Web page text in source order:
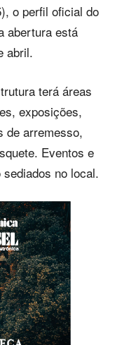
o perfil oficial do
abertura está
abril.
terá áreas
exposições,
de arremesso,
Eventos e
no local.